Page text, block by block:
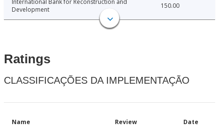
International Bank for Reconstruction and
Development
150.00
Ratings
CLASSIFICAÇÕES DA IMPLEMENTAÇÃO
Name Review Date